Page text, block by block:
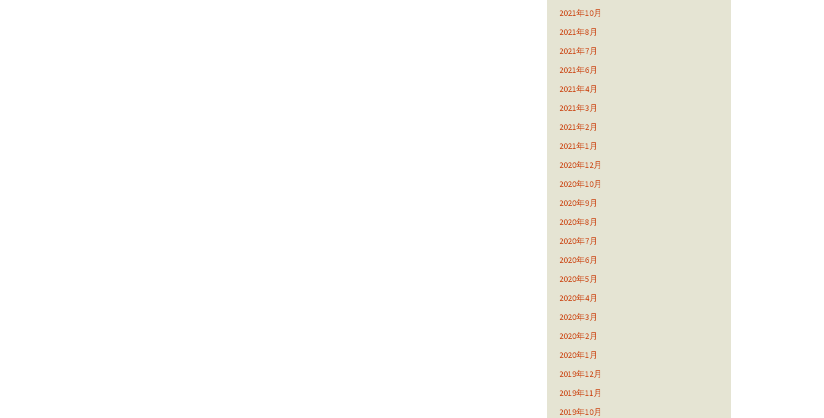
2021年10月
2021年8月
2021年7月
2021年6月
2021年4月
2021年3月
2021年2月
2021年1月
2020年12月
2020年10月
2020年9月
2020年8月
2020年7月
2020年6月
2020年5月
2020年4月
2020年3月
2020年2月
2020年1月
2019年12月
2019年11月
2019年10月